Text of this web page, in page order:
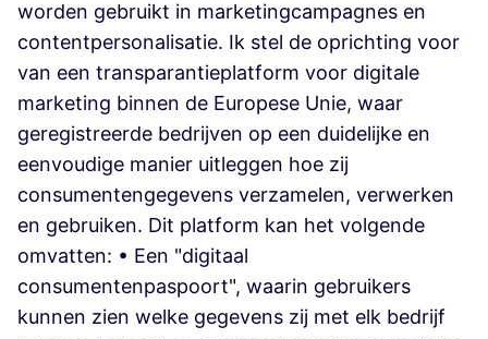
worden gebruikt in marketingcampagnes en
contentpersonalisatie. Ik stel de oprichting voor
van een transparantieplatform voor digitale
marketing binnen de Europese Unie, waar
geregistreerde bedrijven op een duidelijke en
eenvoudige manier uitleggen hoe zij
consumentengegevens verzamelen, verwerken
en gebruiken. Dit platform kan het volgende
omvatten: • Een "digitaal
consumentenpaspoort", waarin gebruikers
kunnen zien welke gegevens zij met elk bedrijf